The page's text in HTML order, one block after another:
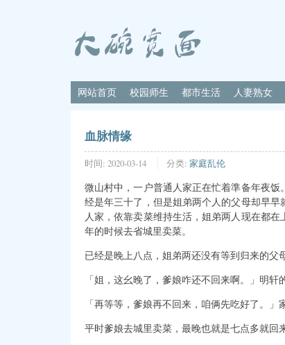
网站首页 校园师生 都市生活 人妻熟女
血脉情缘
时间: 2020-03-14 分类: 家庭乱伦
微山村中，一户普通人家正在忙着準备年夜
经是年三十了，但是姐弟两个人的父母却早
人家，依靠卖菜维持生活，姐弟两人现在都
年的时候去省城里卖菜。
已经是晚上八点，姐弟两还没有等到归来的父母
「姐，这幺晚了，爹娘咋还不回来啊。」明轩
「再等等，爹娘再不回来，咱俩先吃好了。」
平时爹娘去城里卖菜，最晚也就是七点多就回